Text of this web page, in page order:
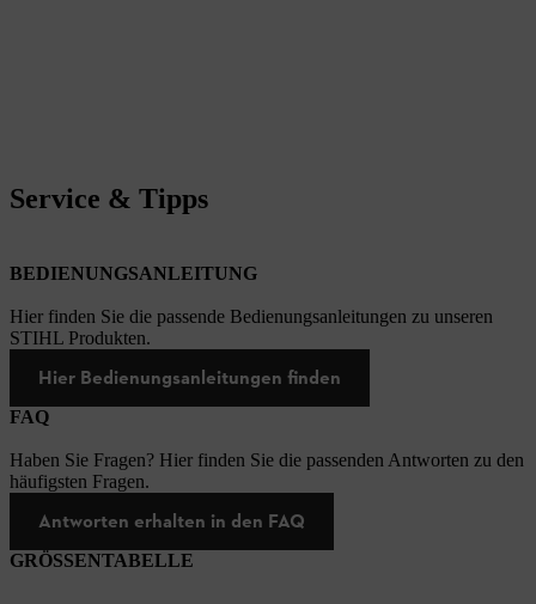
Service & Tipps
BEDIENUNGSANLEITUNG
Hier finden Sie die passende Bedienungsanleitungen zu unseren
STIHL Produkten.
Hier Bedienungsanleitungen finden
FAQ
Haben Sie Fragen? Hier finden Sie die passenden Antworten zu den
häufigsten Fragen.
Antworten erhalten in den FAQ
GRÖSSENTABELLE